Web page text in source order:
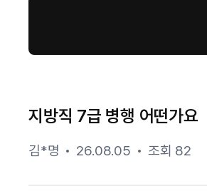
지방직 7급 병행 어떤가요
김*명 26.08.05 조회 82